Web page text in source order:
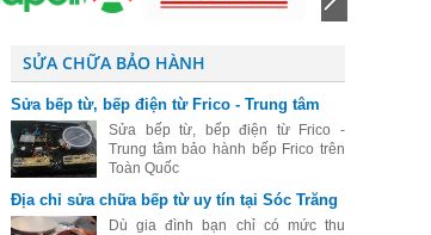
SỬA CHỮA BẢO HÀNH
Sửa bếp từ, bếp điện từ Frico - Trung tâm
bảo hành bếp Frico trên Toàn Quốc
Sửa bếp từ, bếp điện từ Frico -
Trung tâm bảo hành bếp Frico trên
Toàn Quốc
Địa chỉ sửa chữa bếp từ uy tín tại Sóc Trăng
Dù gia đình bạn chỉ có mức thu